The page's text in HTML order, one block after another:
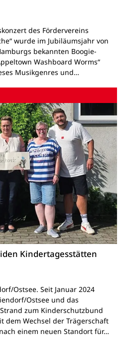
des Fördervereins
wurde im Jubiläumsjahr von
bekannten Boogie-
Washboard Worms“
Musikgenres und…
Kindertagesstätten
Ostsee. Seit Januar 2024
Ostsee und das
zum Kinderschutzbund
dem Wechsel der Trägerschaft
einem neuen Standort für…